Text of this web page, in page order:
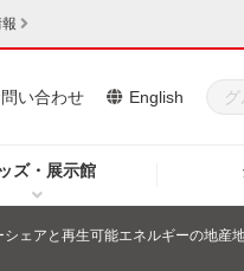
ズ・展示館
い合わせ English
客さま
ェアと再生可能エネルギーの地産